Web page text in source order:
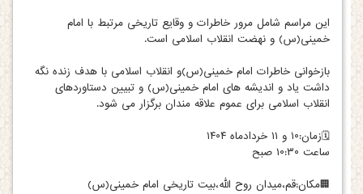
این مراسم شامل مرور خاطرات و وقایع تاریخی مرتبط با امام
خمینی(س) و نهضت انقلاب اسلامی است.
بازخوانی خاطرات امام خمینی(س)و انقلاب اسلامی با هدف زنده نگه
داشت یاد و اندیشه های امام خمینی(س) و تبیین دستاوردهای
انقلاب اسلامی برای عموم علاقه مندان برگزار می شود.
🗓زمان:۱۰ و ۱۱ خردادماه ۱۴۰۴
ساعت ۱۰:۳۰ صبح
🏢مکان:قم،میدان روح الله،بیت تاریخی امام خمینی(س)